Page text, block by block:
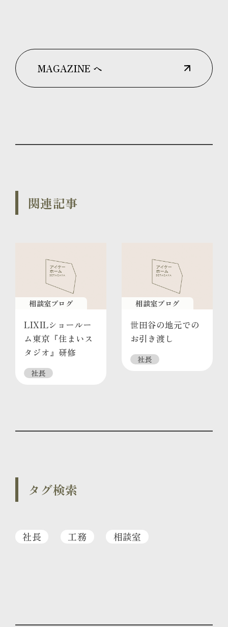
MAGAZINE へ
関連記事
相談室ブログ
LIXILショールー
ム東京『住まいス
タジオ』研修
社長
相談室ブログ
世田谷の地元での
お引き渡し
社長
タグ検索
社長 工務 相談室